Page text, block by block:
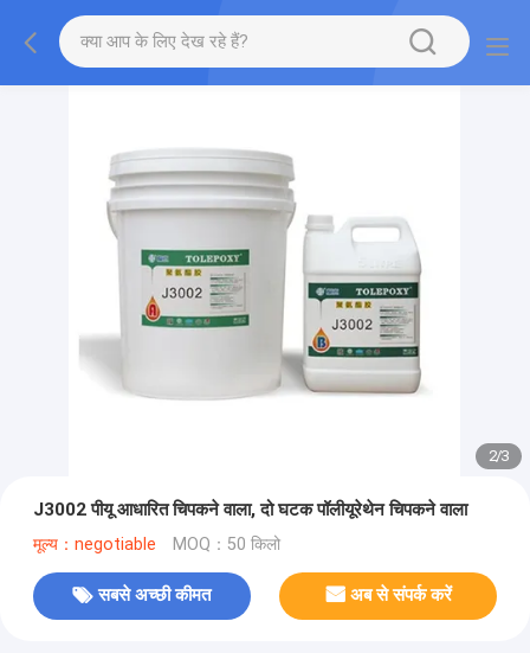
2/3
J3002 पीयू आधारित चिपकने वाला, दो घटक पॉलीयूरेथेन चिपकने वाला
मूल्य：negotiable MOQ：50 किलो
सबसे अच्छी कीमत अब से संपर्क करें